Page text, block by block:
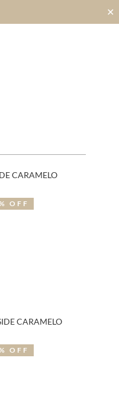
✕
CARAMELO
OFF
CARAMELO
OFF